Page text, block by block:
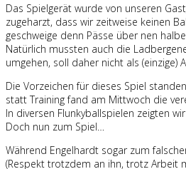
Das Spielgerät wurde von unseren
zugeharzt, dass wir zeitweise keinen
geschweige denn Pässe über nen
Natürlich mussten auch die
umgehen, soll daher nicht als (einzige)
Die Vorzeichen für dieses Spiel
statt Training fand am Mittwoch die
In diversen Flunkyballspielen zeigten
Doch nun zum Spiel…
Während Engelhardt sogar zum
(Respekt trotzdem an ihn, trotz Arbeit